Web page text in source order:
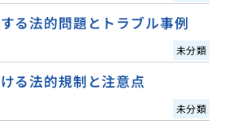
る法的問題とトラブル事例
未分類
る法的規制と注意点
未分類